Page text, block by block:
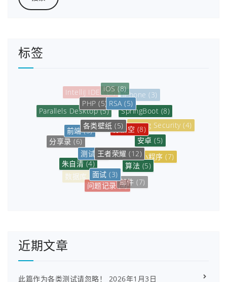
第四步是补充材料上传，经过上一步填写应用信
息、上传身份证、视频核身、上传APP图标等后，
这一步主要是上传上面填写好的互联网信息服务备
案承诺书以及其他材料。
息化部政务服务平台的ICP/IP地址/域名信息备案管
理系统
之前只用一天就审批下来了。
标签
iOS (8)
iPhone (3)
Parallels Desktop(5)
PHP(5)RSA(5)
SpringBoot(8)
Spring Security(4)
分享录(6)
前端 (5)
各类壁纸(5)
孙悟空(8)
安卓(5)
小程序(7)
微信小程序
数据库 (6)
朱自清(4)
测试(3)
(12)
算法(5)
邮件(7)
问题记录(4)
面试(3)
近期文章
此篇作为各类测试请忽略！ 2026年1月3日